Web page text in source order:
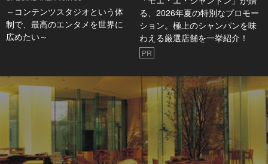
～コンテンツスタジオという体
制で、最高のエンタメを世界に
広めたい～
る、2026年夏の特別なプロモー
ション。極上のシャンパンを味
わえる厳選店舗を一挙紹介！
PR